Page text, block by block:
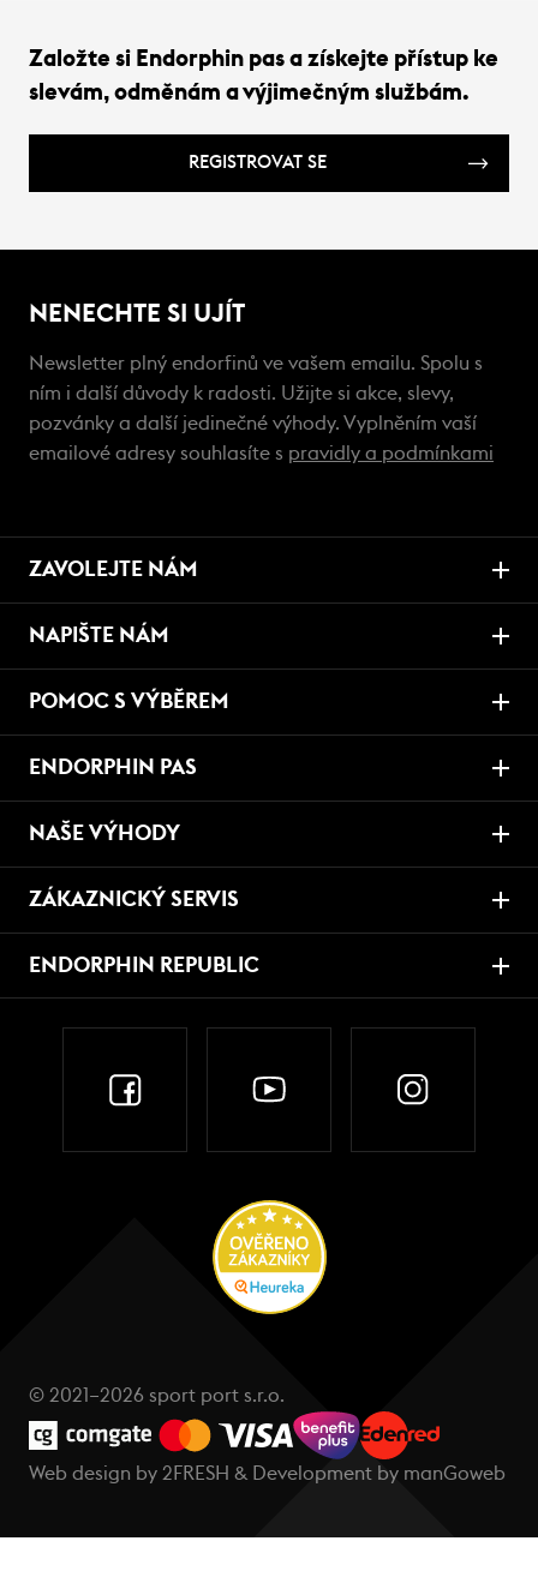
Založte si Endorphin pas a získejte přístup ke
slevám, odměnám a výjimečným službám.
REGISTROVAT SE
NENECHTE SI UJÍT
Newsletter plný endorfinů ve vašem emailu. Spolu s
ním i další důvody k radosti. Užijte si akce, slevy,
pozvánky a další jedinečné výhody. Vyplněním vaší
emailové adresy souhlasíte s pravidly a podmínkami
ZAVOLEJTE NÁM
NAPIŠTE NÁM
POMOC S VÝBĚREM
ENDORPHIN PAS
NAŠE VÝHODY
ZÁKAZNICKÝ SERVIS
ENDORPHIN REPUBLIC
© 2021–2026 sport port s.r.o.
Web design by 2FRESH & Development by manGoweb